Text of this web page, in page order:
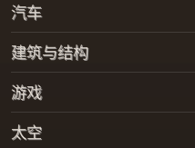
汽车
建筑与结构
游戏
太空